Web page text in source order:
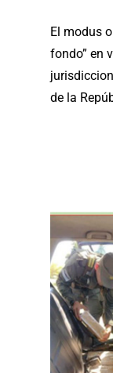
El modus
fondo” en
de la